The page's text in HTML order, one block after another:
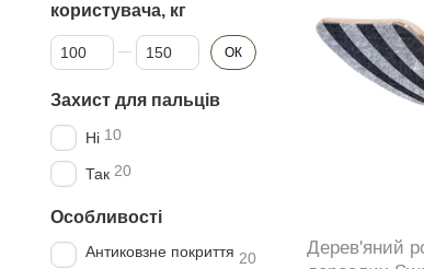
Дерев'яний
користувача, кг
Від Максимальна вага користувача, кг
До Максимальна вага користувача, кг
ОК
Захист для пальців
Ні 10
Так 20
Особливості
Антиковзне покриття 20